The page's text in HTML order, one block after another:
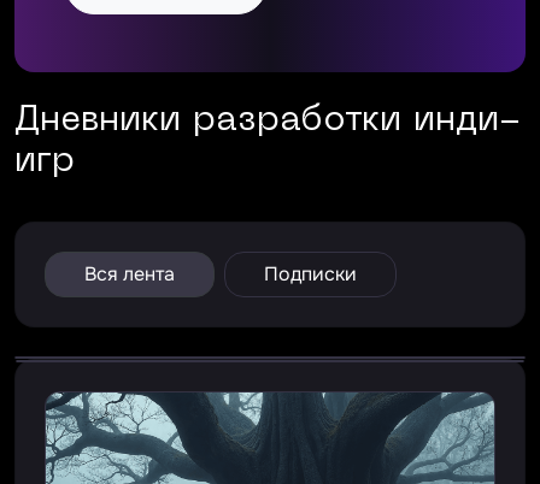
Дневники разработки инди-
игр
Вся лента Подписки